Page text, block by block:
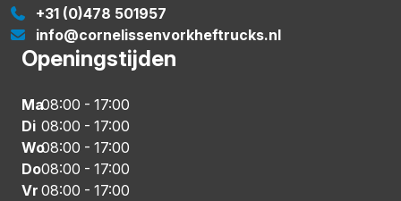
+31 (0)478 501957
info@cornelissenvorkheftrucks.nl
Openingstijden
Ma08:00 - 17:00
Di 08:00 - 17:00
Wo08:00 - 17:00
Do08:00 - 17:00
Vr 08:00 - 17:00